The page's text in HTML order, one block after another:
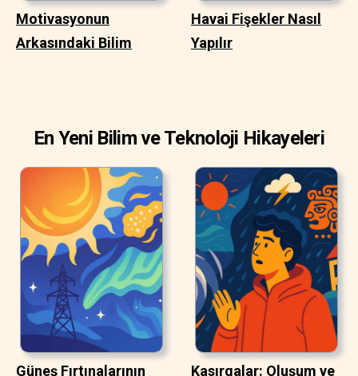
Motivasyonun
Arkasındaki Bilim
Havai Fişekler Nasıl
Yapılır
En Yeni Bilim ve Teknoloji Hikayeleri
Güneş Fırtınalarının Kasırgalar: Oluşum ve